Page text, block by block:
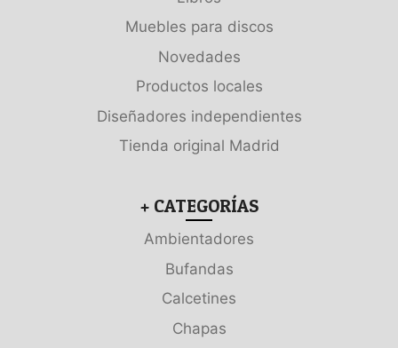
Muebles para discos
Novedades
Productos locales
Diseñadores independientes
Tienda original Madrid
+ CATEGORÍAS
Ambientadores
Bufandas
Calcetines
Chapas